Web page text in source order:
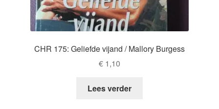
CHR 175: Geliefde vijand / Mallory Burgess
€ 1,10
Lees verder